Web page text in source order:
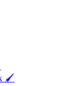
🖌️